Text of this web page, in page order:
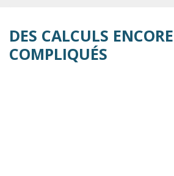
DES CALCULS
COMPLIQUÉS